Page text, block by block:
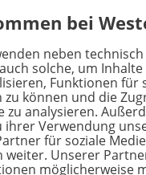
Erzieherinnen,
Referendarinnen,
Studentinnen und
bei
neben
solche, um
Funktionen für
zu können und die
zu analysieren.
ihrer Verwendung
für soziale
weiter. Unserer
möglicherweise